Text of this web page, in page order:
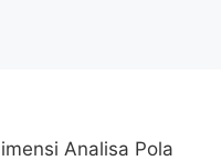
Analisa Pola